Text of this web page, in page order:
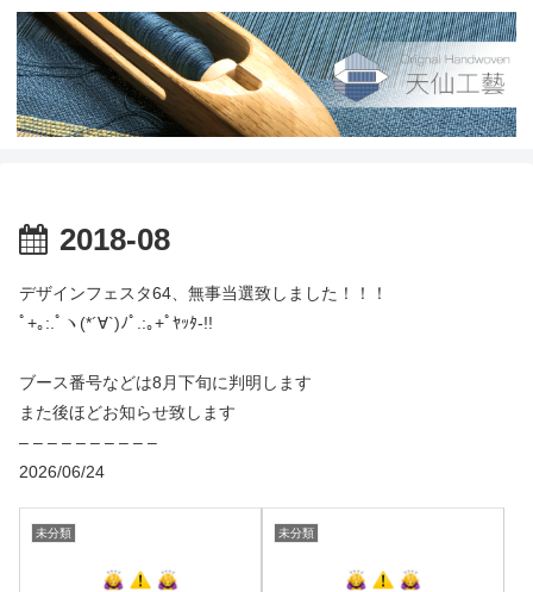
2018-08
デザインフェスタ64、無事当選致しました！！！
ﾟ+｡:.ﾟヽ(*´∀`)ﾉﾟ.:｡+ﾟﾔｯﾀ-!!
ブース番号などは8月下旬に判明します
また後ほどお知らせ致します
– – – – – – – – – –
2026/06/24
未分類 未分類